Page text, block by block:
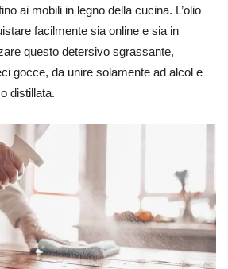
ai mobili in legno della cucina. L’olio
facilmente sia online e sia in
questo detersivo sgrassante,
gocce, da unire solamente ad alcol e
distillata.